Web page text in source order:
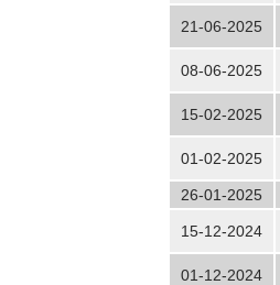
21-06-2025
08-06-2025
15-02-2025
01-02-2025
26-01-2025
15-12-2024
01-12-2024